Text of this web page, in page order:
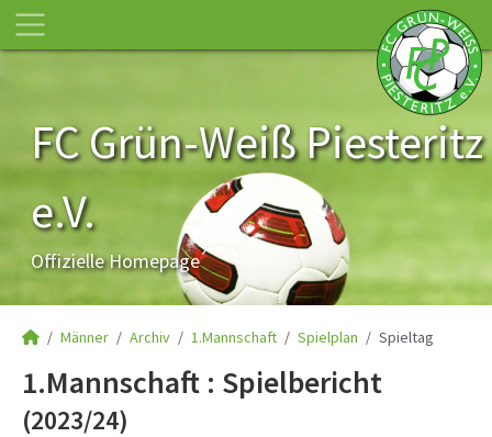
FC Grün-Weiß Piesteritz
e.V.
Offizielle Homepage
Männer Archiv 1.Mannschaft Spielplan Spieltag
1.Mannschaft : Spielbericht
(2023/24)